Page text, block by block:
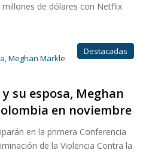
de dólares con Netflix
Destacadas
su esposa, Meghan
en noviembre
en la primera Conferencia
de la Violencia Contra la